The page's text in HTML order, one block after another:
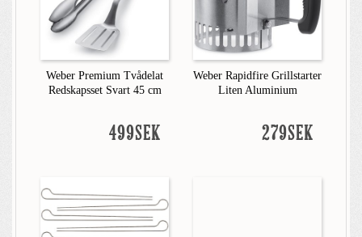
Weber Premium Tvådelat
Redskapsset Svart 45 cm
499SEK
Weber Rapidfire Grillstarter
Liten Aluminium
279SEK